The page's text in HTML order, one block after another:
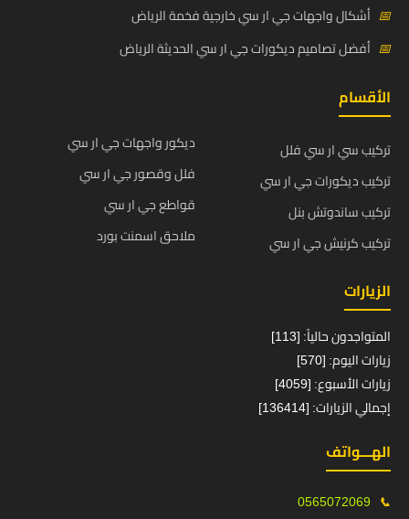
📅 أشكال واجهات جي ار سي خارجية فخمة الرياض
📅 أفضل تصاميم ديكورات جي ار سي الحديثة الرياض
الأقسام
تركيب سي ار سي فلل
تركيب ديكورات جي ار سي
تركيب ساندوتش بنل
تركيب كرنيش جي ار سي
ديكور واجهات جي ار سي
فلل وقصور جي ار سي
قواطع جي ار سي
ملاحق اسمنت بورد
الزيارات
المتواجدون حالياً: [113]
زيارات اليوم: [570]
زيارات الأسبوع: [4059]
إجمالي الزيارات: [136414]
الهـــواتف
📞
0565072069